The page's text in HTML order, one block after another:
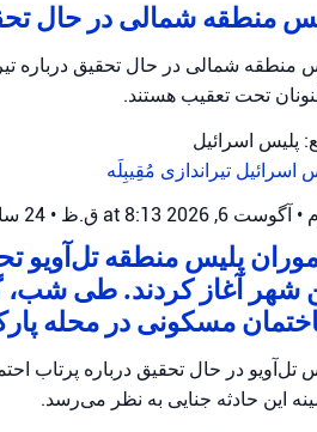
منطقه شمالی در حال
منطقه شمالی در حال تحقیق درباره
تحت تعقیب هستند.
پلیس اسرائیل
اسرائیل تیراندازی مُقِیبِلَه
• آگوست 6, 2026 at 8:13 ق.ظ • 24 ساعت پیش
پلیس منطقه تل‌آویو
شهر آغاز کردند. طی شب،
مسکونی در محله
تل‌آویو در حال تحقیق درباره پرتاب
این حادثه جنایی به نظر می‌رسد.